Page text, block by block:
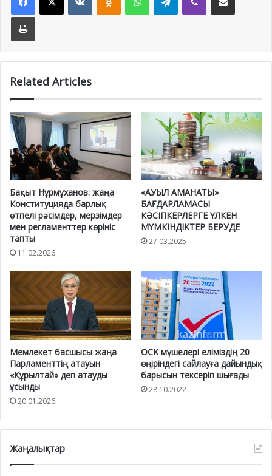
Print
Related Articles
Бақыт Нұрмұханов: жаңа
Конституцияда барлық
өтпелі рәсімдер, мерзімдер
мен регламенттер көрініс
тапты
11.02.2026
«АУЫЛ АМАНАТЫ»
БАҒДАРЛАМАСЫ
КӘСІПКЕРЛЕРГЕ ҮЛКЕН
МҮМКІНДІКТЕР БЕРУДЕ
27.03.2025
Мемлекет басшысы жаңа
Парламенттің атауын
«Құрылтай» деп атауды
ұсынды
20.01.2026
ОСК мүшелері еліміздің 20
өңіріндегі сайлауға дайындық
барысын тексеріп шығады
28.10.2022
Жаңалықтар